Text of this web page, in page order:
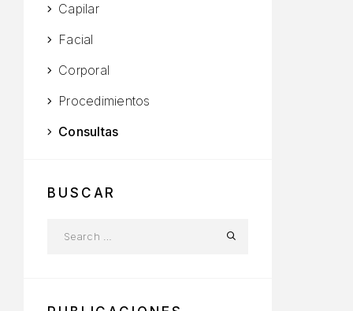
Capilar
Facial
Corporal
Procedimientos
Consultas
BUSCAR